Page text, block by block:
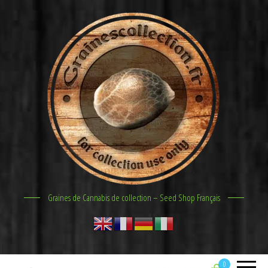
Graines de Cannabis de collection – Seed Shop Français
0